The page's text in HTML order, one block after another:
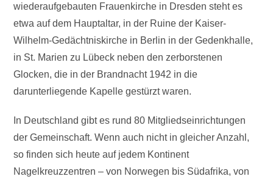
wiederaufgebauten Frauenkirche in Dresden steht es
etwa auf dem Hauptaltar, in der Ruine der Kaiser-
Wilhelm-Gedächtniskirche in Berlin in der Gedenkhalle,
in St. Marien zu Lübeck neben den zerborstenen
Glocken, die in der Brandnacht 1942 in die
darunterliegende Kapelle gestürzt waren.
In Deutschland gibt es rund 80 Mitgliedseinrichtungen
der Gemeinschaft. Wenn auch nicht in gleicher Anzahl,
so finden sich heute auf jedem Kontinent
Nagelkreuzzentren – von Norwegen bis Südafrika, von